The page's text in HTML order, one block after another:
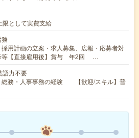
限として実費支給
用計画の立案・求人募集、広報・応募者対
等【直接雇用後】賞与 年2回 …
語力不要
総務・人事事務の経験 【歓迎/スキル】普